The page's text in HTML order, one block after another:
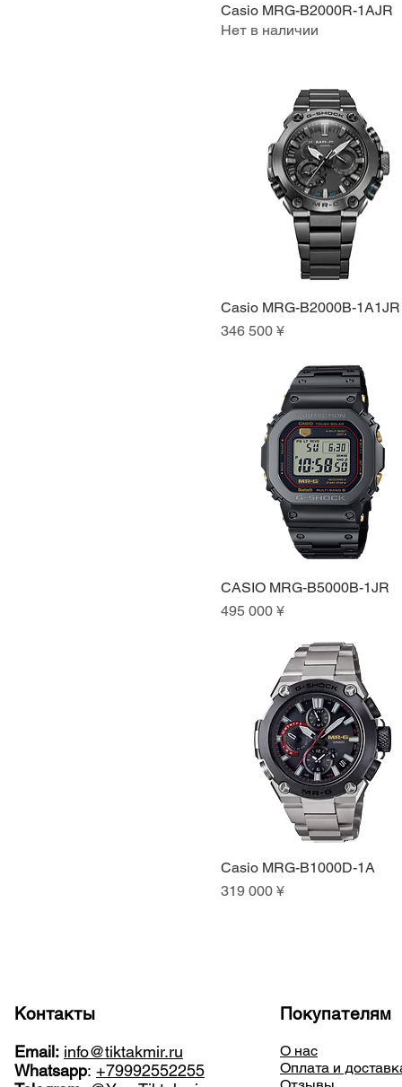
Быстрый просмотр
Casio MRG-B2000R-1AJR
Нет в наличии
Быстрый просмотр
Casio MRG-B2000B-1A1JR
Цена
346 500 ¥
Быстрый просмотр
CASIO MRG-B5000B-1JR
Цена
495 000 ¥
Быстрый просмотр
Casio MRG-B1000D-1A
Цена
319 000 ¥
Контакты
Email: info@tiktakmir.ru
Whatsapp: +79992552255
Покупателям
О нас
Оплата и